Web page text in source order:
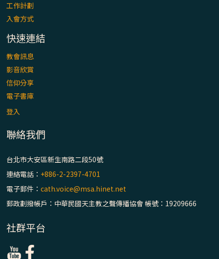
工作計劃
入會方式
快速連結
教會訊息
影音欣賞
信仰分享
電子書庫
登入
聯絡我們
台北市大安區新生南路二段50號
連絡電話： +886-2-2397-4701
電子郵件：cath.voice@msa.hinet.net
郵政劃撥帳戶：中華民國天主教之聲傳播協會 帳號：19209666
社群平台